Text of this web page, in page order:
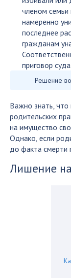
членом семьи
намеренно
последнее
гражданам
приговор суда.
Решение
Важно знать,
родительских
на имущество
Однако, если
до факта смерти
Лишение